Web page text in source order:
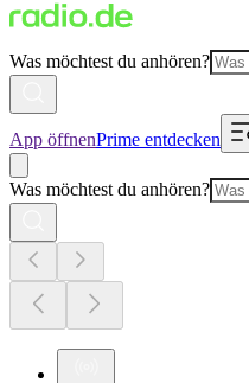
Was möchtest du anhören?
App öffnenPrime entdecken
Was möchtest du anhören?